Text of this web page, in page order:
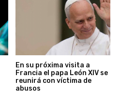
En su próxima visita a
Francia el papa León XIV se
reunirá con víctima de
abusos